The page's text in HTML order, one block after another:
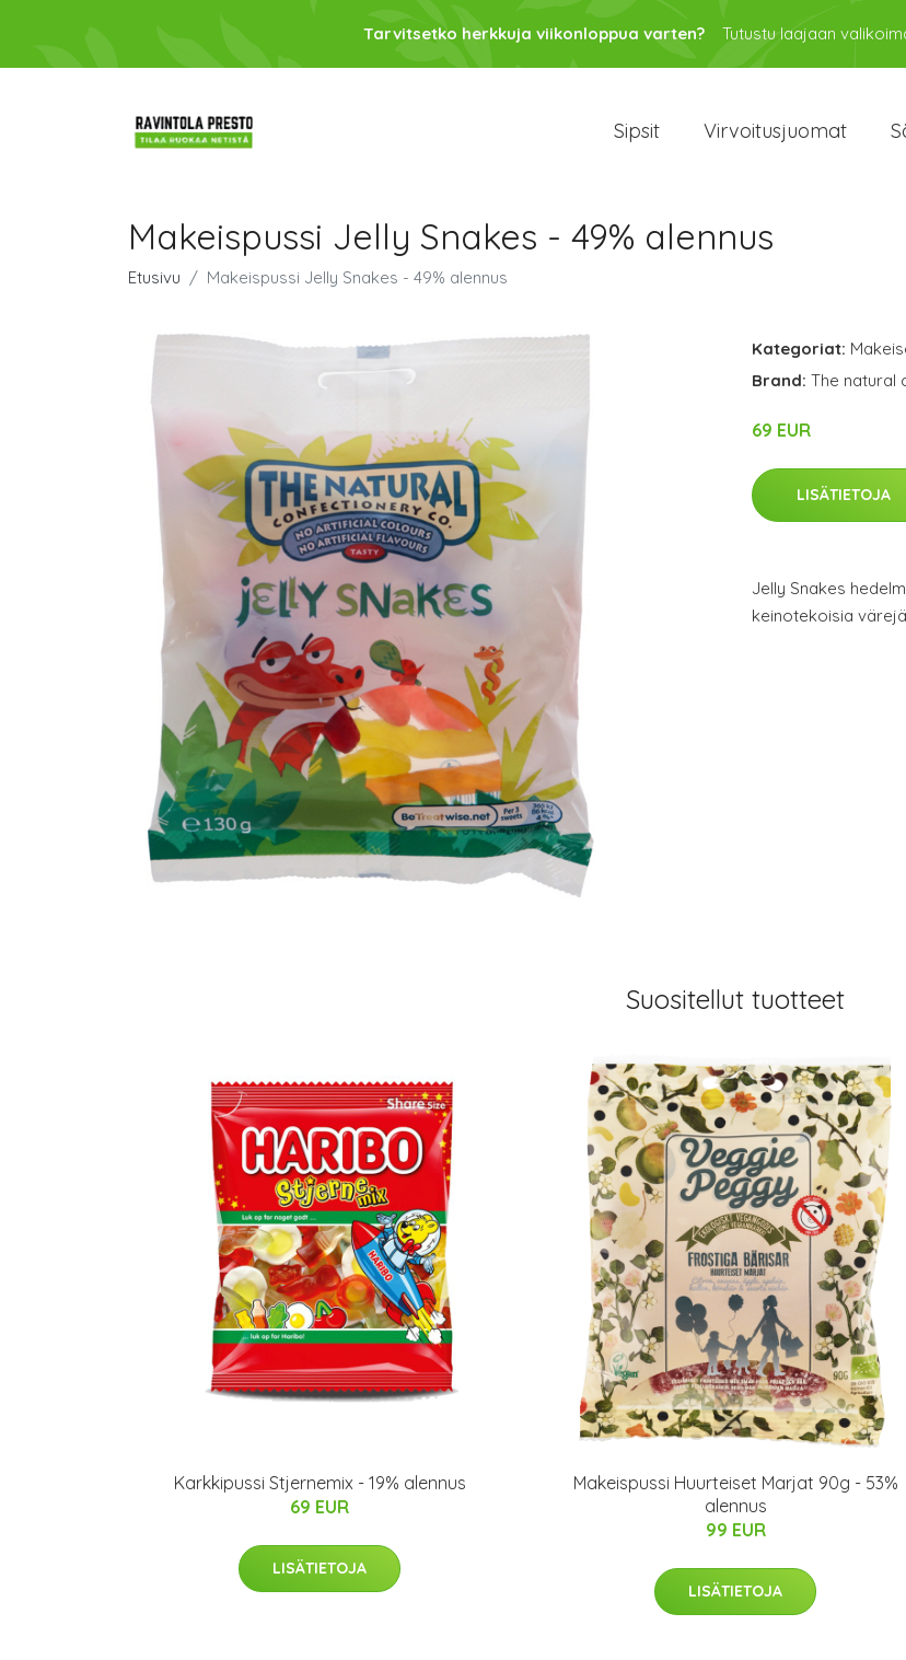
Tarvitsetko herkkuja viikonloppua varten? Tutustu laajaan
Sipsit Virvoitusjuomat
Makeispussi Jelly Snakes - 49% alennus
Etusivu Makeispussi Jelly Snakes - 49% alennus
Kategoriat:
Brand: The natural
69 EUR
LISÄTIETOJA
Jelly Snakes
keinotekoisia
Suositellut tuotteet
Karkkipussi Stjernemix - 19% alennus
69 EUR
LISÄTIETOJA
Makeispussi Huurteiset Marjat 90g - 53%
alennus
99 EUR
LISÄTIETOJA